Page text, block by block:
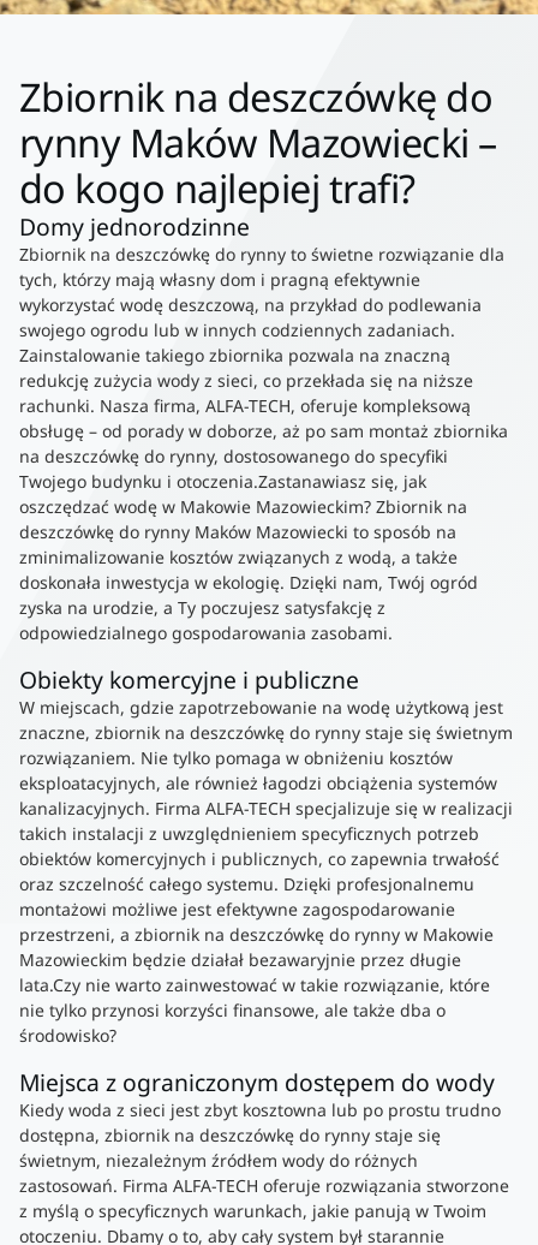
Zbiornik na deszczówkę do
rynny Maków Mazowiecki –
do kogo najlepiej trafi?
Domy jednorodzinne
Zbiornik na deszczówkę do rynny to świetne rozwiązanie dla
tych, którzy mają własny dom i pragną efektywnie
wykorzystać wodę deszczową, na przykład do podlewania
swojego ogrodu lub w innych codziennych zadaniach.
Zainstalowanie takiego zbiornika pozwala na znaczną
redukcję zużycia wody z sieci, co przekłada się na niższe
rachunki. Nasza firma, ALFA-TECH, oferuje kompleksową
obsługę – od porady w doborze, aż po sam montaż zbiornika
na deszczówkę do rynny, dostosowanego do specyfiki
Twojego budynku i otoczenia.Zastanawiasz się, jak
oszczędzać wodę w Makowie Mazowieckim? Zbiornik na
deszczówkę do rynny Maków Mazowiecki to sposób na
zminimalizowanie kosztów związanych z wodą, a także
doskonała inwestycja w ekologię. Dzięki nam, Twój ogród
zyska na urodzie, a Ty poczujesz satysfakcję z
odpowiedzialnego gospodarowania zasobami.
Obiekty komercyjne i publiczne
W miejscach, gdzie zapotrzebowanie na wodę użytkową jest
znaczne, zbiornik na deszczówkę do rynny staje się świetnym
rozwiązaniem. Nie tylko pomaga w obniżeniu kosztów
eksploatacyjnych, ale również łagodzi obciążenia systemów
kanalizacyjnych. Firma ALFA-TECH specjalizuje się w realizacji
takich instalacji z uwzględnieniem specyficznych potrzeb
obiektów komercyjnych i publicznych, co zapewnia trwałość
oraz szczelność całego systemu. Dzięki profesjonalnemu
montażowi możliwe jest efektywne zagospodarowanie
przestrzeni, a zbiornik na deszczówkę do rynny w Makowie
Mazowieckim będzie działał bezawaryjnie przez długie
lata.Czy nie warto zainwestować w takie rozwiązanie, które
nie tylko przynosi korzyści finansowe, ale także dba o
środowisko?
Miejsca z ograniczonym dostępem do wody
Kiedy woda z sieci jest zbyt kosztowna lub po prostu trudno
dostępna, zbiornik na deszczówkę do rynny staje się
świetnym, niezależnym źródłem wody do różnych
zastosowań. Firma ALFA-TECH oferuje rozwiązania stworzone
z myślą o specyficznych warunkach, jakie panują w Twoim
otoczeniu. Dbamy o to, aby cały system był starannie